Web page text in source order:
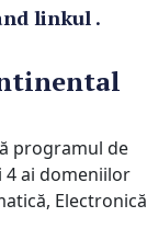
linkul.
programul de
4 ai domeniilor
Electronică